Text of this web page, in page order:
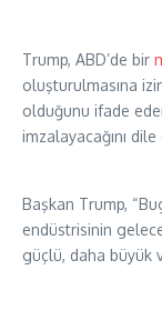
Trump, ABD’de bir
oluşturulmasına
olduğunu ifade
imzalayacağını
Başkan Trump,
endüstrisinin
güçlü, daha büyük